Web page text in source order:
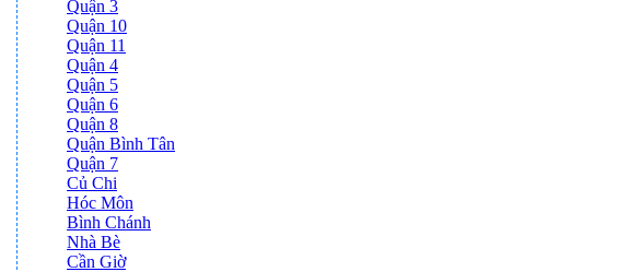
Quận 3
Quận 10
Quận 11
Quận 4
Quận 5
Quận 6
Quận 8
Quận Bình Tân
Quận 7
Củ Chi
Hóc Môn
Bình Chánh
Nhà Bè
Cần Giờ